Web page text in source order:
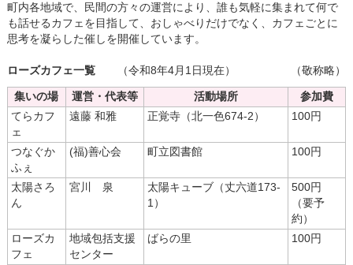
トップページへ戻る
町内各地域で、民間の方々の運営により、誰も気軽に集まれて何で
も話せるカフェを目指して、おしゃべりだけでなく、カフェごとに
思考を凝らした催しを開催しています。
ローズカフェ一覧（令和8年4月1日現在） （敬称略）
集いの場 運営・代表等 活動場所
参加費
てらカフ
ェ
遠藤 和雅 正覚寺（北一色674-2） 100円
つなぐか
ふぇ
(福)善心会 町立図書館 100円
太陽さろ
ん
宮川 泉
太陽キューブ（丈六道173-
1）
500円
（要予
約）
ローズカ
フェ
地域包括支援
センター
ばらの里 100円